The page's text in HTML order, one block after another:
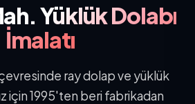
Yüklük Dolabı
İmalatı
ray dolap ve yüklük
için 1995'ten beri fabrikadan